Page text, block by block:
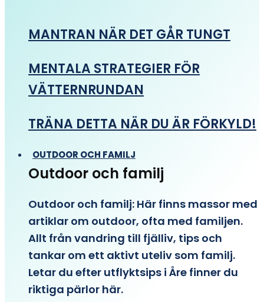
MANTRAN NÄR DET GÅR TUNGT
MENTALA STRATEGIER FÖR
VÄTTERNRUNDAN
TRÄNA DETTA NÄR DU ÄR FÖRKYLD!
OUTDOOR OCH FAMILJ
Outdoor och familj
Outdoor och familj: Här finns massor med
artiklar om outdoor, ofta med familjen.
Allt från vandring till fjälliv, tips och
tankar om ett aktivt uteliv som familj.
Letar du efter utflyktsips i Åre finner du
riktiga pärlor här.